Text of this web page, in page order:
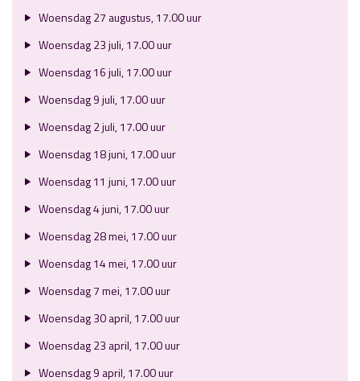
Woensdag 27 augustus, 17.00 uur
Woensdag 23 juli, 17.00 uur
Woensdag 16 juli, 17.00 uur
Woensdag 9 juli, 17.00 uur
Woensdag 2 juli, 17.00 uur
Woensdag 18 juni, 17.00 uur
Woensdag 11 juni, 17.00 uur
Woensdag 4 juni, 17.00 uur
Woensdag 28 mei, 17.00 uur
Woensdag 14 mei, 17.00 uur
Woensdag 7 mei, 17.00 uur
Woensdag 30 april, 17.00 uur
Woensdag 23 april, 17.00 uur
Woensdag 9 april, 17.00 uur